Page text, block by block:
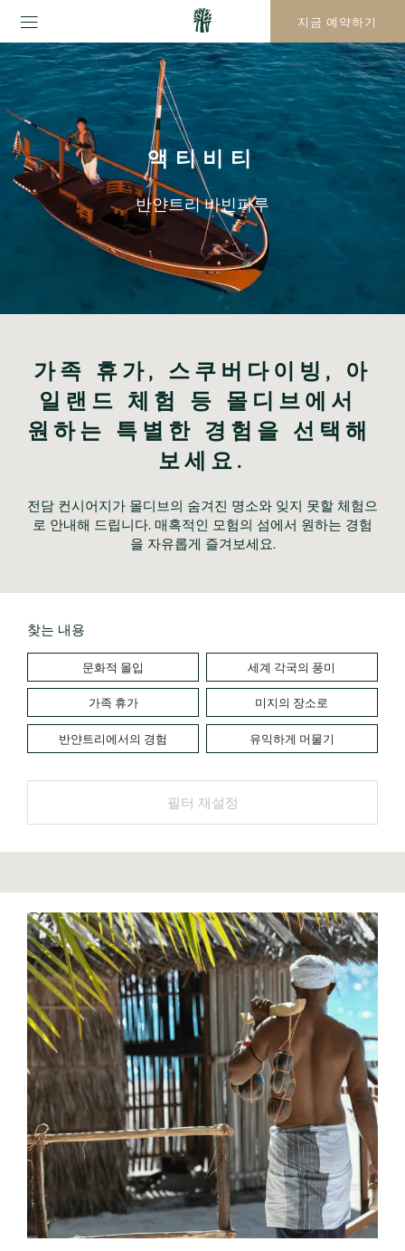
지금 예약하기
액티비티
반얀트리 바빈파루
가족 휴가, 스쿠버다이빙, 아
일랜드 체험 등 몰디브에서
원하는 특별한 경험을 선택해
보세요.
전담 컨시어지가 몰디브의 숨겨진 명소와 잊지 못할 체험으
로 안내해 드립니다. 매혹적인 모험의 섬에서 원하는 경험
을 자유롭게 즐겨보세요.
찾는 내용
문화적 몰입 세계 각국의 풍미
가족 휴가 미지의 장소로
반얀트리에서의 경험 유익하게 머물기
필터 재설정